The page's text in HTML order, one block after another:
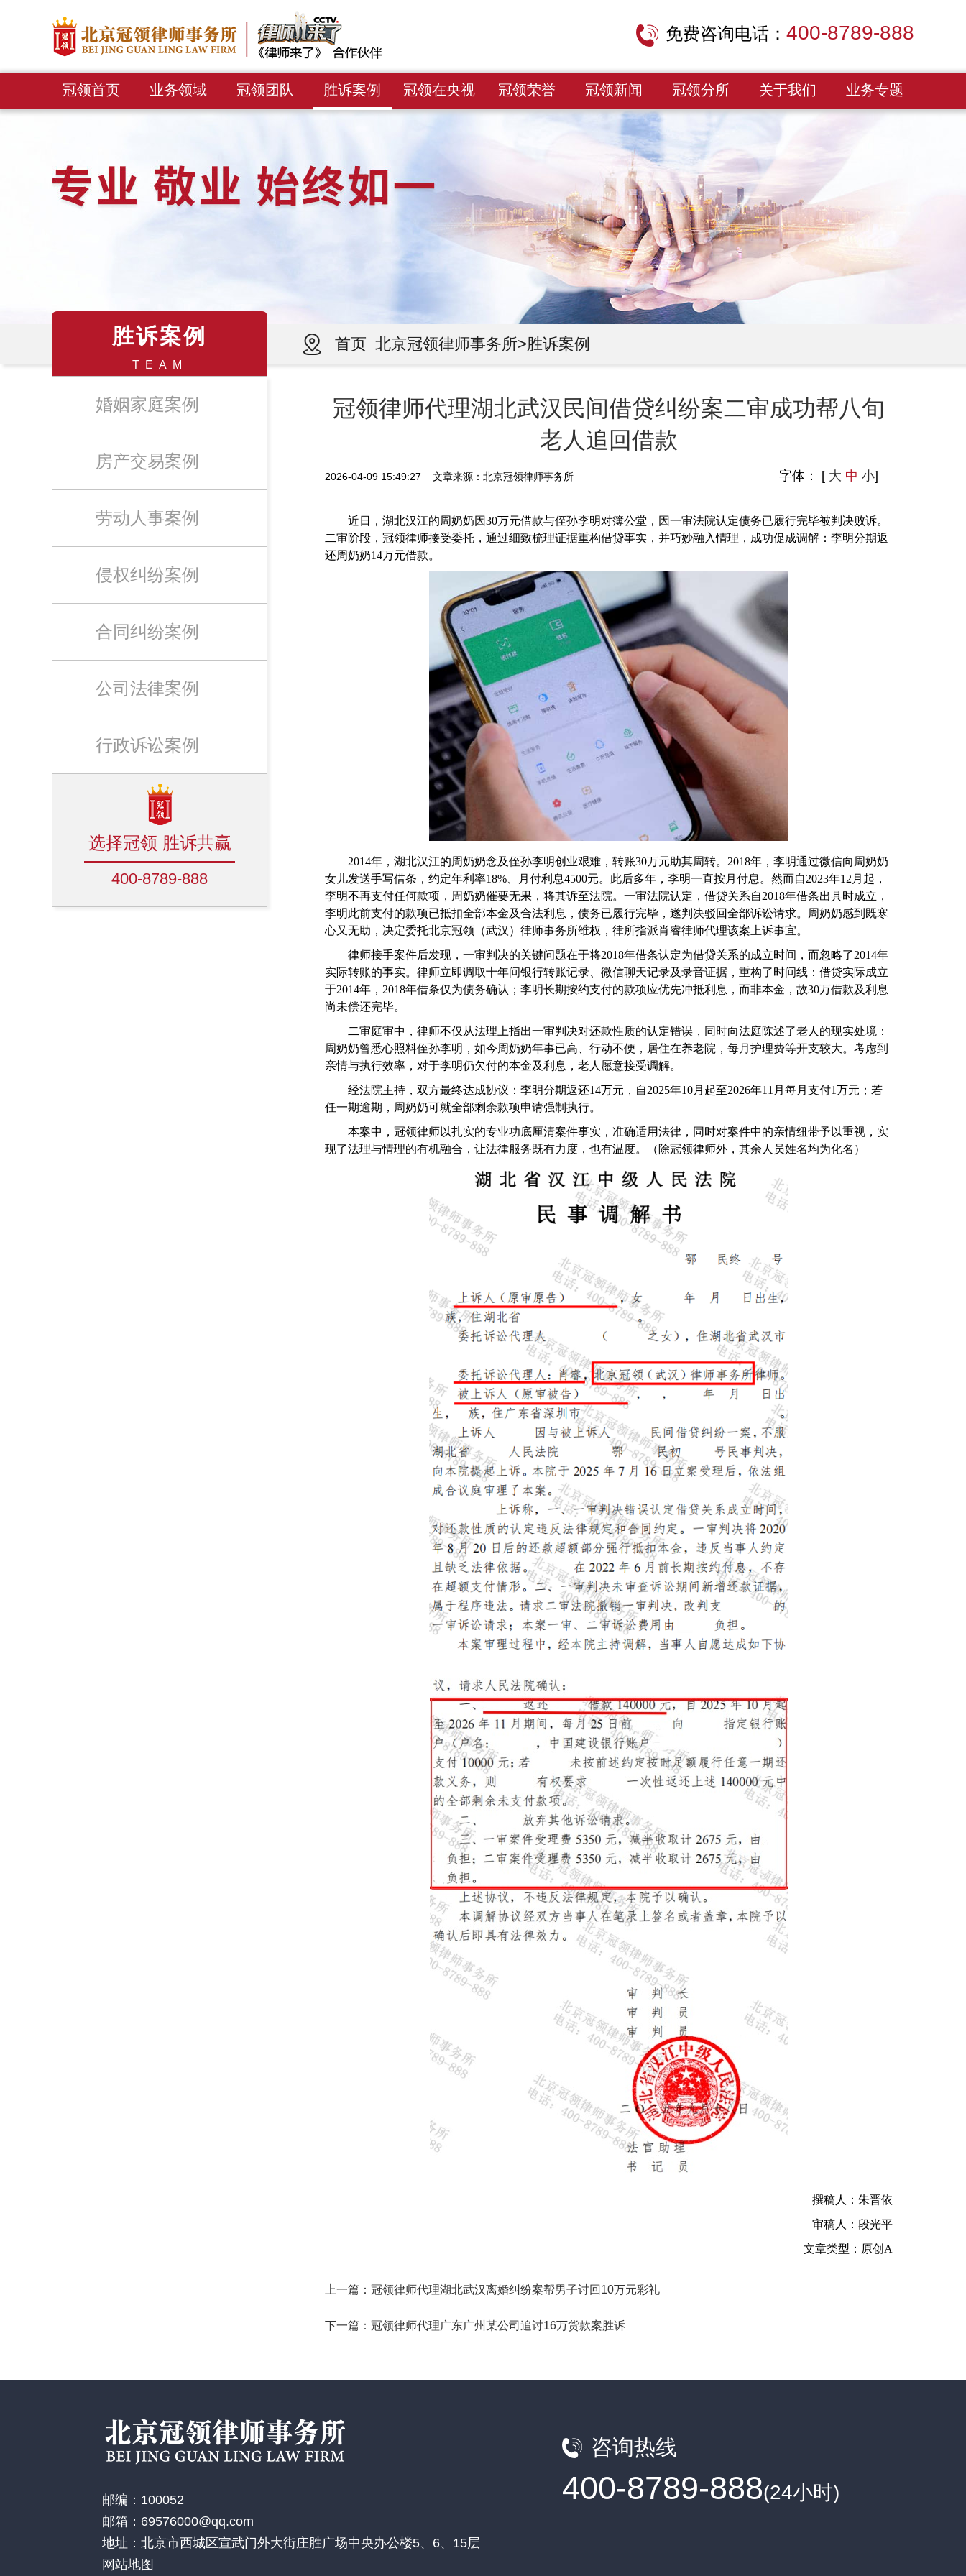
免费咨询电话： 400-8789-888
冠领首页 业务领域 冠领团队 胜诉案例 冠领在央视 冠领荣誉 冠领新闻 冠领分所 关于我们 业务专题
首页 北京冠领律师事务所>胜诉案例
胜诉案例
TEAM
婚姻家庭案例
房产交易案例
劳动人事案例
侵权纠纷案例
合同纠纷案例
公司法律案例
行政诉讼案例
选择冠领 胜诉共赢
400-8789-888
冠领律师代理湖北武汉民间借贷纠纷案二审成功帮八旬
老人追回借款
2026-04-09 15:49:27 文章来源：北京冠领律师事务所 字体： [ 大 中 小]
近日，湖北汉江的周奶奶因30万元借款与侄孙李明对簿公堂，因一审法院认定债务已履行完毕被判决败诉。
二审阶段，冠领律师接受委托，通过细致梳理证据重构借贷事实，并巧妙融入情理，成功促成调解：李明分期返
还周奶奶14万元借款。
2014年，湖北汉江的周奶奶念及侄孙李明创业艰难，转账30万元助其周转。2018年，李明通过微信向周奶奶
女儿发送手写借条，约定年利率18%、月付利息4500元。此后多年，李明一直按月付息。然而自2023年12月起，
李明不再支付任何款项，周奶奶催要无果，将其诉至法院。一审法院认定，借贷关系自2018年借条出具时成立，
李明此前支付的款项已抵扣全部本金及合法利息，债务已履行完毕，遂判决驳回全部诉讼请求。周奶奶感到既寒
心又无助，决定委托北京冠领（武汉）律师事务所维权，律所指派肖睿律师代理该案上诉事宜。
律师接手案件后发现，一审判决的关键问题在于将2018年借条认定为借贷关系的成立时间，而忽略了2014年
实际转账的事实。律师立即调取十年间银行转账记录、微信聊天记录及录音证据，重构了时间线：借贷实际成立
于2014年，2018年借条仅为债务确认；李明长期按约支付的款项应优先冲抵利息，而非本金，故30万借款及利息
尚未偿还完毕。
二审庭审中，律师不仅从法理上指出一审判决对还款性质的认定错误，同时向法庭陈述了老人的现实处境：
周奶奶曾悉心照料侄孙李明，如今周奶奶年事已高、行动不便，居住在养老院，每月护理费等开支较大。考虑到
亲情与执行效率，对于李明仍欠付的本金及利息，老人愿意接受调解。
经法院主持，双方最终达成协议：李明分期返还14万元，自2025年10月起至2026年11月每月支付1万元；若
任一期逾期，周奶奶可就全部剩余款项申请强制执行。
本案中，冠领律师以扎实的专业功底厘清案件事实，准确适用法律，同时对案件中的亲情纽带予以重视，实
现了法理与情理的有机融合，让法律服务既有力度，也有温度。（除冠领律师外，其余人员姓名均为化名）
撰稿人：朱晋依
审稿人：段光平
文章类型：原创A
上一篇：冠领律师代理湖北武汉离婚纠纷案帮男子讨回10万元彩礼
下一篇：冠领律师代理广东广州某公司追讨16万货款案胜诉
邮编：100052
邮箱：69576000@qq.com
地址：北京市西城区宣武门外大街庄胜广场中央办公楼5、6、15层
网站地图
咨询热线
400-8789-888(24小时)